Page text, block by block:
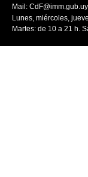
Mail: CdF@imm.gub.uy
Lunes, miércoles,
Martes: de 10 a 21 h.